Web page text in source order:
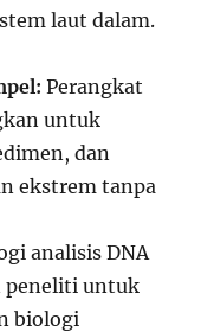
laut dalam.
Perangkat
untuk
dan
ekstrem tanpa
analisis DNA
peneliti untuk
biologi